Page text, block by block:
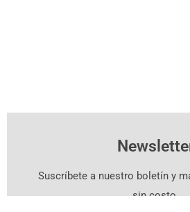
Suscríbete a nuestro boletín y
sin costo.